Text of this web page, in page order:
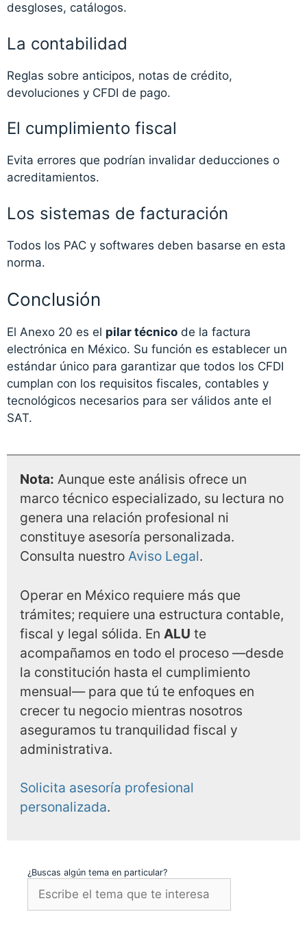
desgloses, catálogos.
La contabilidad
Reglas sobre anticipos, notas de crédito,
devoluciones y CFDI de pago.
El cumplimiento fiscal
Evita errores que podrían invalidar deducciones o
acreditamientos.
Los sistemas de facturación
Todos los PAC y softwares deben basarse en esta
norma.
Conclusión
El Anexo 20 es el pilar técnico de la factura
electrónica en México. Su función es establecer un
estándar único para garantizar que todos los CFDI
cumplan con los requisitos fiscales, contables y
tecnológicos necesarios para ser válidos ante el
SAT.
Nota: Aunque este análisis ofrece un
marco técnico especializado, su lectura no
genera una relación profesional ni
constituye asesoría personalizada.
Consulta nuestroAviso Legal.
Operar en México requiere más que
trámites; requiere una estructura contable,
fiscal y legal sólida. EnALU te
acompañamos en todo el proceso —desde
la constitución hasta el cumplimiento
mensual— para que tú te enfoques en
crecer tu negocio mientras nosotros
aseguramos tu tranquilidad fiscal y
administrativa.
Solicita asesoría profesional
personalizada.
¿Buscas algún tema en particular?